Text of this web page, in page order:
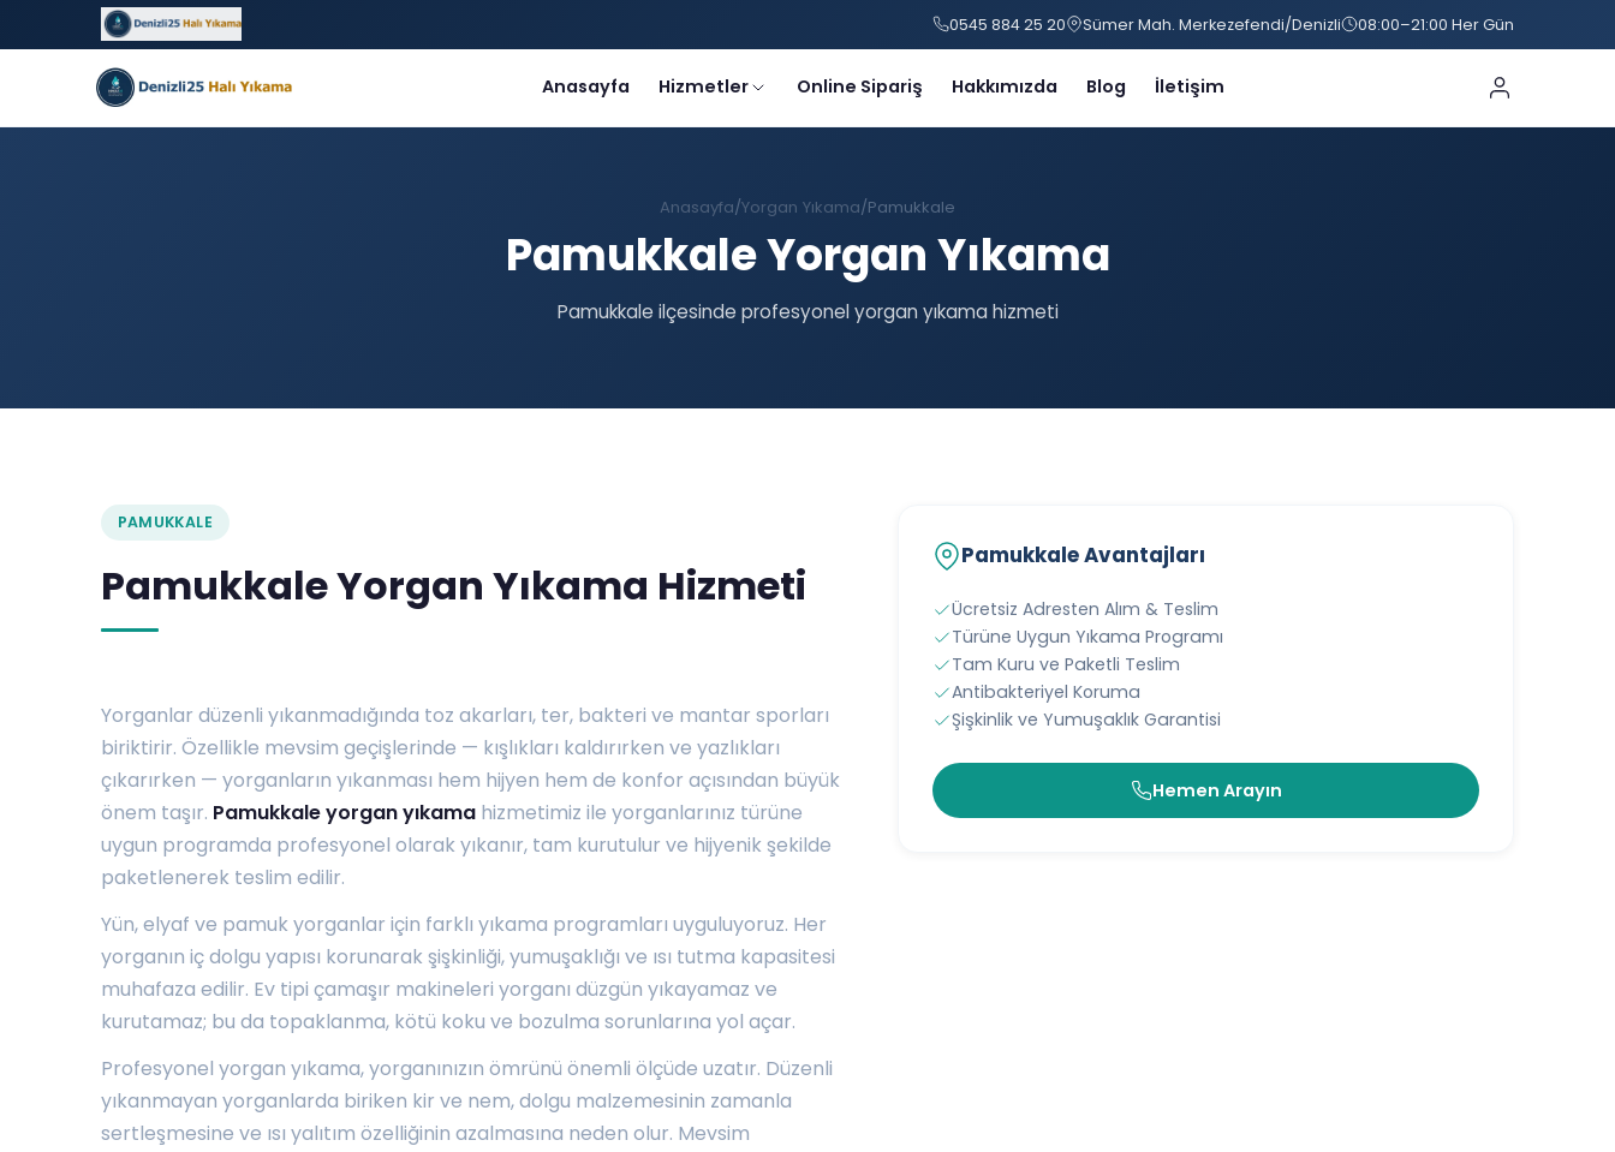
0545 884 25 20 Sümer Mah. Merkezefendi/Denizli 08:00–21:00 Her Gün
Anasayfa Hizmetler Online Sipariş Hakkımızda Blog İletişim
Anasayfa Yorgan Yıkama Pamukkale
Pamukkale Yorgan Yıkama
Pamukkale ilçesinde profesyonel yorgan yıkama hizmeti
PAMUKKALE
Pamukkale Yorgan Yıkama Hizmeti
Yorganlar düzenli yıkanmadığında toz akarları, ter, bakteri ve mantar sporları
biriktirir. Özellikle mevsim geçişlerinde — kışlıkları kaldırırken ve yazlıkları
çıkarırken — yorganların yıkanması hem hijyen hem de konfor açısından büyük
önem taşır. Pamukkale yorgan yıkama hizmetimiz ile yorganlarınız türüne
uygun programda profesyonel olarak yıkanır, tam kurutulur ve hijyenik şekilde
paketlenerek teslim edilir.
Yün, elyaf ve pamuk yorganlar için farklı yıkama programları uyguluyoruz. Her
yorganın iç dolgu yapısı korunarak şişkinliği, yumuşaklığı ve ısı tutma kapasitesi
muhafaza edilir. Ev tipi çamaşır makineleri yorganı düzgün yıkayamaz ve
kurutamaz; bu da topaklanma, kötü koku ve bozulma sorunlarına yol açar.
Profesyonel yorgan yıkama, yorganınızın ömrünü önemli ölçüde uzatır. Düzenli
yıkanmayan yorganlarda biriken kir ve nem, dolgu malzemesinin zamanla
sertleşmesine ve ısı yalıtım özelliğinin azalmasına neden olur. Mevsim
Pamukkale Avantajları
Ücretsiz Adresten Alım & Teslim
Türüne Uygun Yıkama Programı
Tam Kuru ve Paketli Teslim
Antibakteriyel Koruma
Şişkinlik ve Yumuşaklık Garantisi
Hemen Arayın